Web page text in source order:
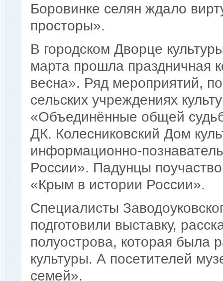
Боровинке селян ждало
просторы».
В городском Дворце
марта прошла праздничная
весна». Ряд мероприятий,
сельских учреждениях
«Объединённые общей
ДК. Колесниковский Дом
информационно-
России». Падунцы
«Крым в истории России».
Специалисты
подготовили выставку,
полуострова, которая была
культуры. А посетителей
семей».